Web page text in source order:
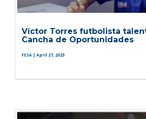
Víctor Torres futbolista
Cancha de Oportunidades
FESA | April 27, 2023